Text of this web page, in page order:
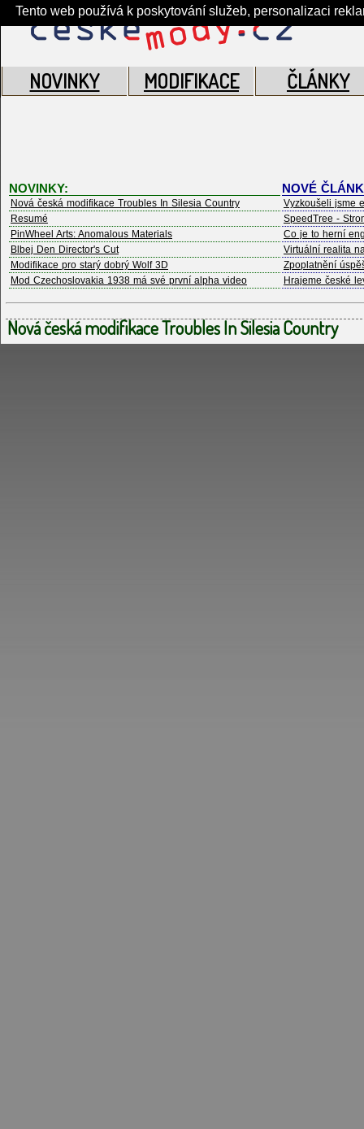
NOVINKY MODIFIKACE ČLÁNKY
NOVINKY:
Nová česká modifikace Troubles In Silesia Country
Resumé
PinWheel Arts: Anomalous Materials
Blbej Den Director's Cut
Modifikace pro starý dobrý Wolf 3D
Mod Czechoslovakia 1938 má své první alpha video
NOVÉ
Vyzkoušeli jsme
SpeedTree -
Co je to herní
Virtuální realita
Zpoplatnění
Hrajeme české
Nová česká modifikace Troubles In Silesia Country
Tento web používá k poskytování služeb, personalizaci